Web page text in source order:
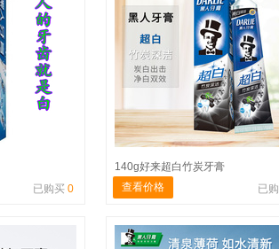
已购买 0
140g好来超白竹炭牙膏
查看价格
已